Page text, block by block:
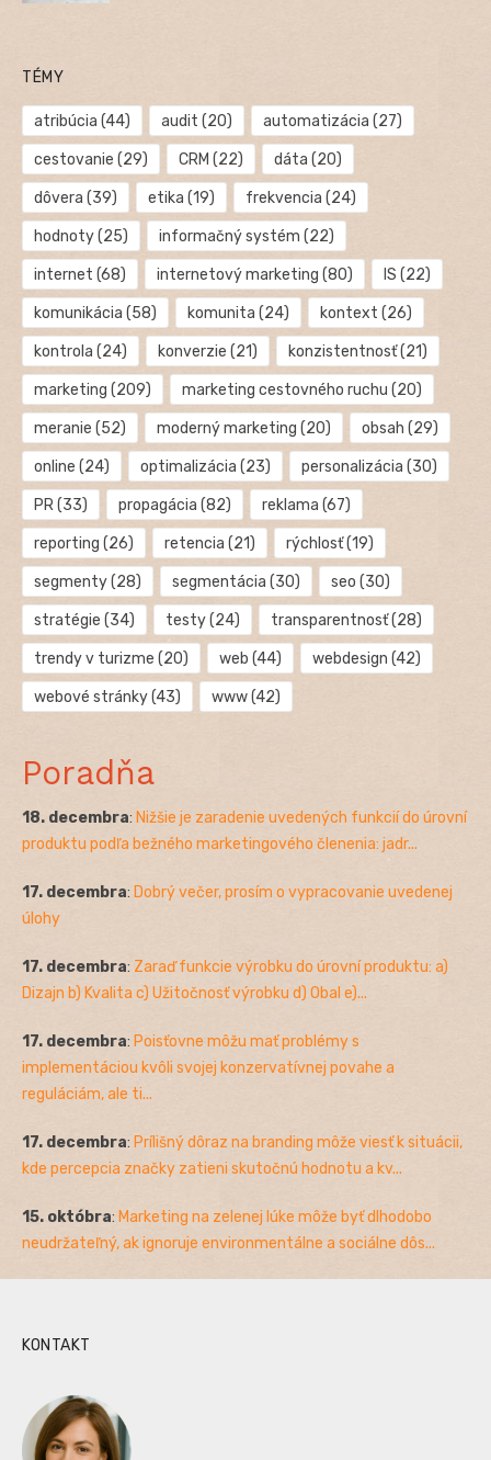
TÉMY
atribúcia (44) audit (20) automatizácia (27)
cestovanie (29) CRM (22) dáta (20)
dôvera (39) etika (19) frekvencia (24)
hodnoty(25) informačný systém (22)
internet (68) internetový marketing (80) IS (22)
komunikácia (58) komunita (24) kontext (26)
kontrola (24) konverzie (21) konzistentnosť(21)
marketing (209) marketing cestovného ruchu (20)
meranie (52) moderný marketing (20) obsah (29)
online (24) optimalizácia (23) personalizácia (30)
PR(33) propagácia (82) reklama (67)
reporting (26) retencia (21) rýchlosť(19)
segmenty(28) segmentácia (30) seo (30)
stratégie (34) testy(24) transparentnosť(28)
trendy v turizme (20) web (44) webdesign (42)
webové stránky(43) www(42)
Poradňa
18. decembra: Nižšie je zaradenie uvedených funkcií do úrovní
produktu podľa bežného marketingového členenia: jadr...
17. decembra: Dobrý večer, prosím o vypracovanie uvedenej
úlohy
17. decembra: Zaraď funkcie výrobku do úrovní produktu: a)
Dizajn b) Kvalita c) Užitočnosť výrobku d) Obal e)...
17. decembra: Poisťovne môžu mať problémy s
implementáciou kvôli svojej konzervatívnej povahe a
reguláciám, ale ti...
17. decembra: Prílišný dôraz na branding môže viesť k situácii,
kde percepcia značky zatieni skutočnú hodnotu a kv...
15. októbra: Marketing na zelenej lúke môže byť dlhodobo
neudržateľný, ak ignoruje environmentálne a sociálne dôs...
KONTAKT